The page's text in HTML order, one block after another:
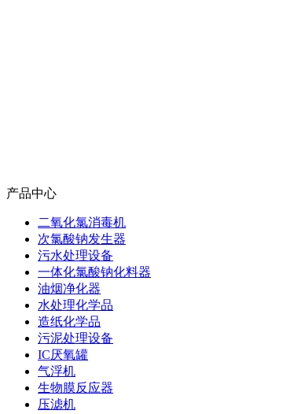
产品中心
二氧化氯消毒机
次氯酸钠发生器
污水处理设备
一体化氯酸钠化料器
油烟净化器
水处理化学品
造纸化学品
污泥处理设备
IC厌氧罐
气浮机
生物膜反应器
压滤机